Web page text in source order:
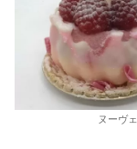
ヌーヴ